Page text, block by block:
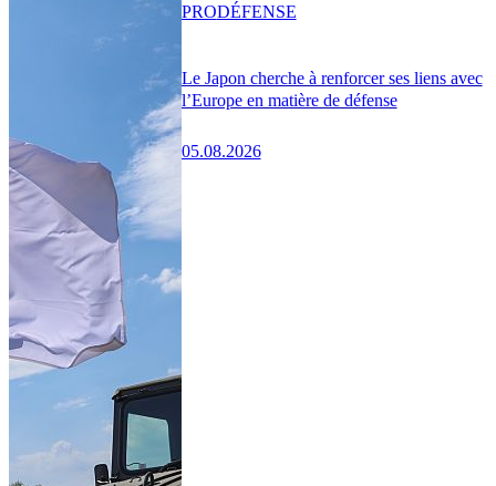
Le Japon cherche à renforcer ses liens avec
l’Europe en matière de défense
05.08.2026
PRODÉFENSE